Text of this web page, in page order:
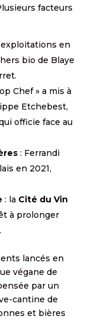
facteurs
en
bio de Blaye
Chef » a mis à
Etchebest,
officie face au
: Ferrandi
en 2021,
: la Cité du Vin
à prolonger
lancés en
végane de
par un
cantine de
et bières